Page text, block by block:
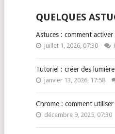
QUELQUES
Astuces : comment
juillet 1, 2026, 07:30
Tutoriel : créer des
janvier 13, 2026, 17:58
Chrome : comment
décembre 9, 2025, 07:30